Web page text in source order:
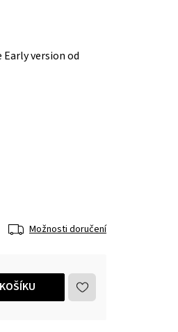
version od
Možnosti doručení